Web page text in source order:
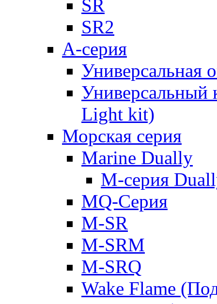
SR
SR2
А-серия
Универсальная
Универсальный
Light kit)
Морская серия
Marine Dually
M-серия
MQ-Серия
M-SR
M-SRM
M-SRQ
Wake Flame